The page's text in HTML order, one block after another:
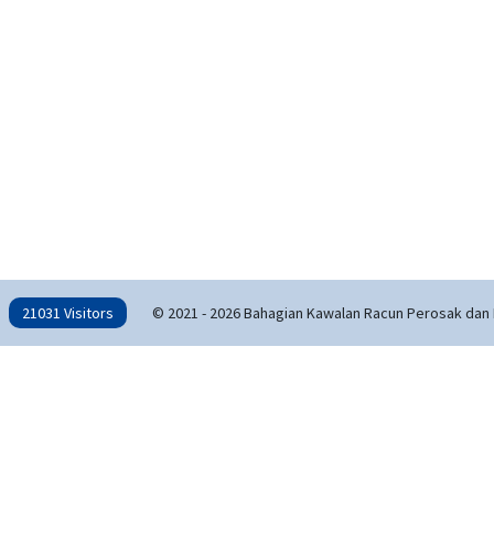
21031 Visitors © 2021 - 2026 Bahagian Kawalan Racun Perosak